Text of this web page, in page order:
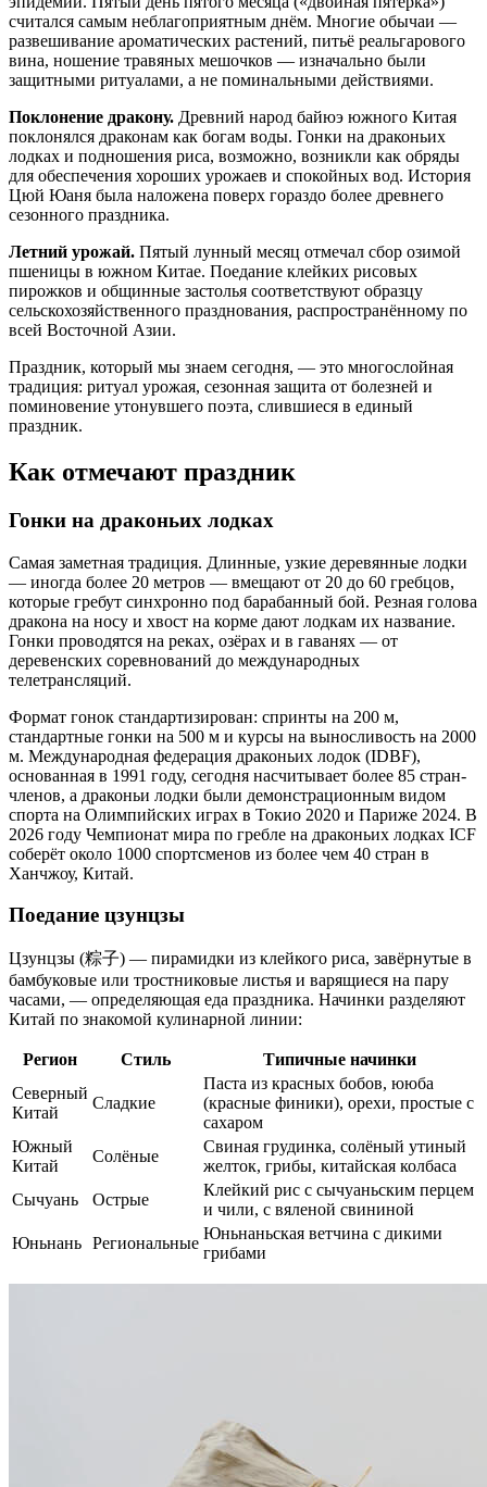
считался самым неблагоприятным днём. Многие обычаи —
развешивание ароматических растений, питьё реальгарового
вина, ношение травяных мешочков — изначально были
защитными ритуалами, а не поминальными действиями.
Поклонение дракону. Древний народ байюэ южного Китая
поклонялся драконам как богам воды. Гонки на драконьих
лодках и подношения риса, возможно, возникли как обряды
для обеспечения хороших урожаев и спокойных вод. История
Цюй Юаня была наложена поверх гораздо более древнего
сезонного праздника.
Летний урожай. Пятый лунный месяц отмечал сбор озимой
пшеницы в южном Китае. Поедание клейких рисовых
пирожков и общинные застолья соответствуют образцу
сельскохозяйственного празднования, распространённому по
всей Восточной Азии.
Праздник, который мы знаем сегодня, — это многослойная
традиция: ритуал урожая, сезонная защита от болезней и
поминовение утонувшего поэта, слившиеся в единый
праздник.
Как отмечают праздник
Гонки на драконьих лодках
Самая заметная традиция. Длинные, узкие деревянные лодки
— иногда более 20 метров — вмещают от 20 до 60 гребцов,
которые гребут синхронно под барабанный бой. Резная голова
дракона на носу и хвост на корме дают лодкам их название.
Гонки проводятся на реках, озёрах и в гаванях — от
деревенских соревнований до международных
телетрансляций.
Формат гонок стандартизирован: спринты на 200 м,
стандартные гонки на 500 м и курсы на выносливость на 2000
м. Международная федерация драконьих лодок (IDBF),
основанная в 1991 году, сегодня насчитывает более 85 стран-
членов, а драконьи лодки были демонстрационным видом
спорта на Олимпийских играх в Токио 2020 и Париже 2024. В
2026 году Чемпионат мира по гребле на драконьих лодках ICF
соберёт около 1000 спортсменов из более чем 40 стран в
Ханчжоу, Китай.
Поедание цзунцзы
Цзунцзы (粽子) — пирамидки из клейкого риса, завёрнутые в
бамбуковые или тростниковые листья и варящиеся на пару
часами, — определяющая еда праздника. Начинки разделяют
Китай по знакомой кулинарной линии:
Регион Стиль
Типичные начинки
Северный
Китай
Сладкие
Паста из красных бобов, ююба
(красные финики), орехи, простые с
сахаром
Южный
Китай
Солёные
Свиная грудинка, солёный утиный
желток, грибы, китайская колбаса
Сычуань
Острые
Клейкий рис с сычуаньским перцем
и чили, с вяленой свининой
Юньнань Региональные
Юньнаньская ветчина с дикими
грибами